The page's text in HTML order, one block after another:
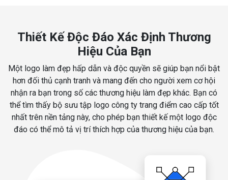
Thiết Kế Độc Đáo Xác Định Thương
Hiệu Của Bạn
Một logo làm đẹp hấp dẫn và độc quyền sẽ giúp bạn nổi bật
hơn đối thủ cạnh tranh và mang đến cho người xem cơ hội
nhận ra bạn trong số các thương hiệu làm đẹp khác. Bạn có
thể tìm thấy bộ sưu tập logo công ty trang điểm cao cấp tốt
nhất trên nền tảng này, cho phép bạn thiết kế một logo độc
đáo có thể mô tả vị trí thích hợp của thương hiệu của bạn.